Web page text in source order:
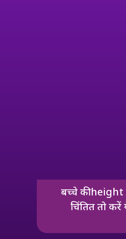
बच्चे की
चिंतित तो करें